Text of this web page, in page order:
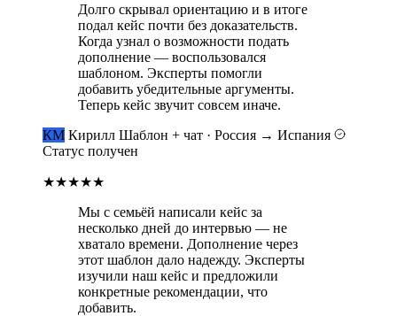
Долго скрывал ориентацию и в итоге
подал кейс почти без доказательств.
Когда узнал о возможности подать
дополнение — воспользовался
шаблоном. Эксперты помогли
добавить убедительные аргументы.
Теперь кейс звучит совсем иначе.
КМ Кирилл Шаблон + чат · Россия → Испания
Статус получен
★★★★★
Мы с семьёй написали кейс за
несколько дней до интервью — не
хватало времени. Дополнение через
этот шаблон дало надежду. Эксперты
изучили наш кейс и предложили
конкретные рекомендации, что
добавить.